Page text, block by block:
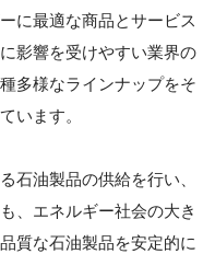
に最適な商品とサービス
影響を受けやすい業界の
多様なラインナップをそ
います。
石油製品の供給を行い、
、エネルギー社会の大き
質な石油製品を安定的に